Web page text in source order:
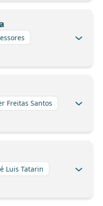
Freitas Santos
Luis Tatarin